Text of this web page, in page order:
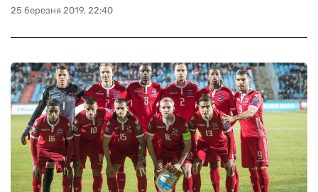
25 березня 2019, 22:40